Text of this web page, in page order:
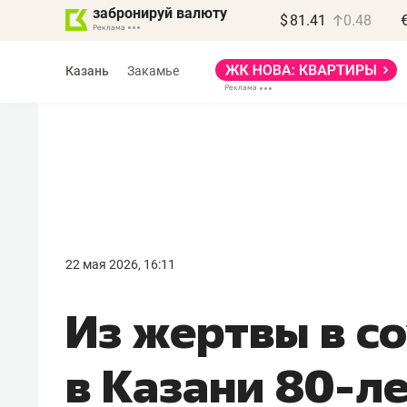
забронируй валюту $ 81.41 0.48
Казань Закамье
22 мая 2026, 16:11
Из жертвы в
в Казани 80-
правил, бизнес может
потерять минимум
полгода»